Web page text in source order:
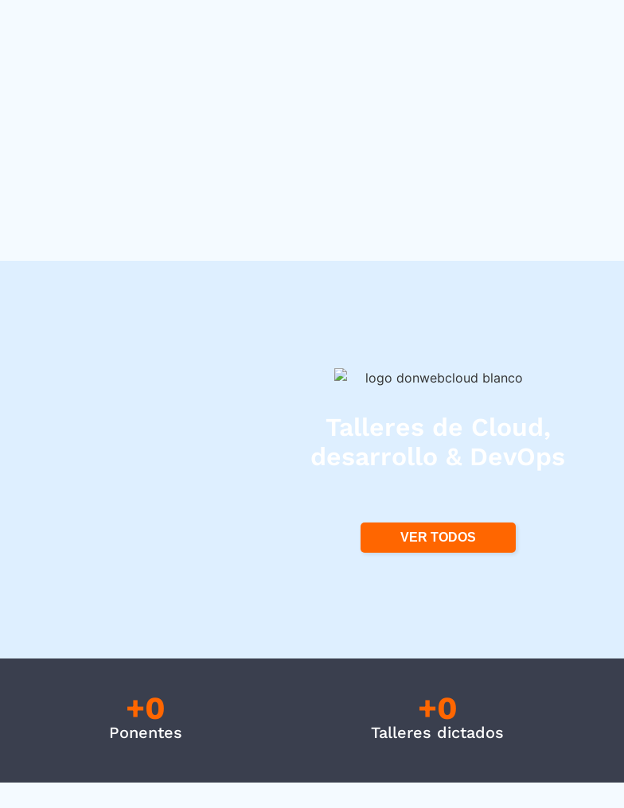
Talleres de Cloud,
desarrollo & DevOps
VER TODOS
Ponentes
+0
Talleres dictados
+0